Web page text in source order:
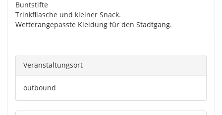
Buntstifte
Trinkfllasche und kleiner Snack.
Wetterangepasste Kleidung für den Stadtgang.
Veranstaltungsort
outbound